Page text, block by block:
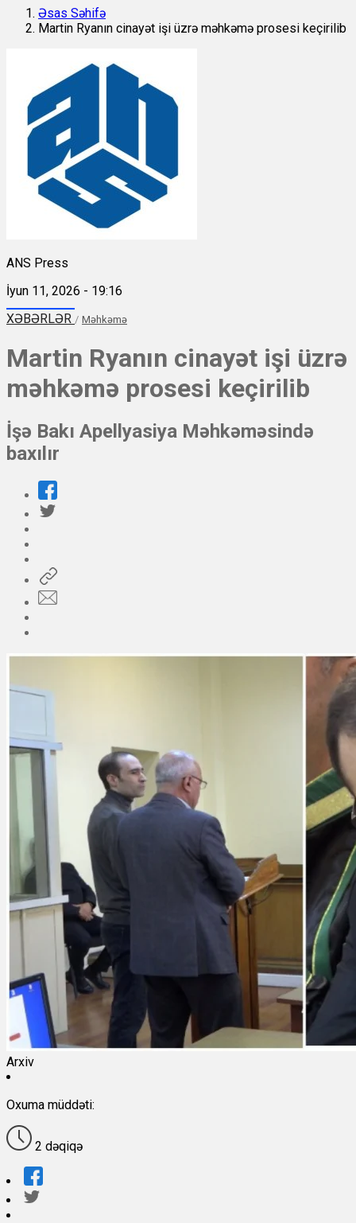
Əsas Səhifə
Martin Ryanın cinayət işi üzrə məhkəmə prosesi keçirilib
ANS Press
İyun 11, 2026 - 19:16
XƏBƏRLƏR / Məhkəmə
Martin Ryanın cinayət işi üzrə
məhkəmə prosesi keçirilib
İşə Bakı Apellyasiya Məhkəməsində
baxılır
Arxiv
Oxuma müddəti:
2 dəqiqə